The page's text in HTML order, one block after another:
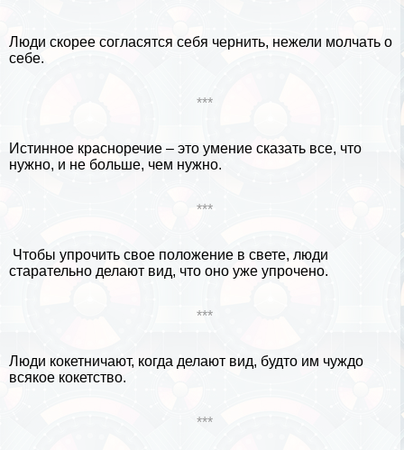
Люди скорее согласятся себя чернить, нежели молчать о
себе.
***
Истинное красноречие – это умение сказать все, что
нужно, и не больше, чем нужно.
***
Чтобы упрочить свое положение в свете, люди
старательно делают вид, что оно уже упрочено.
***
Люди кокетничают, когда делают вид, будто им чуждо
всякое кокетство.
***